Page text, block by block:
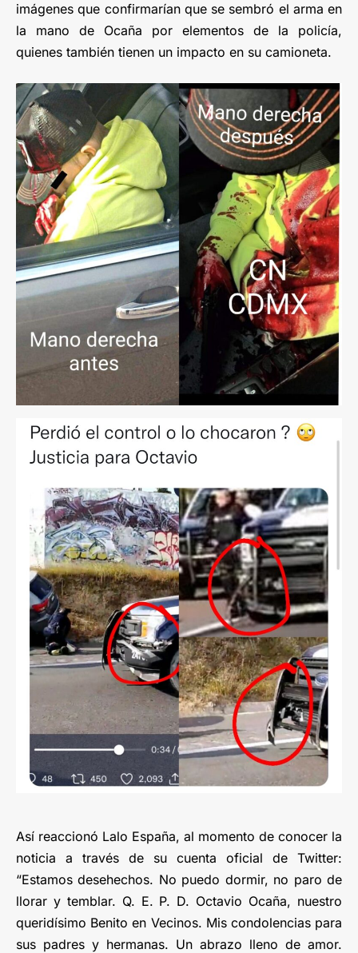
imágenes que confirmarían que se sembró el arma en
la mano de Ocaña por elementos de la policía,
quienes también tienen un impacto en su camioneta.
Así reaccionó Lalo España, al momento de conocer la
noticia a través de su cuenta oficial de Twitter:
“Estamos desehechos. No puedo dormir, no paro de
llorar y temblar. Q. E. P. D. Octavio Ocaña, nuestro
queridísimo Benito en Vecinos. Mis condolencias para
sus padres y hermanas. Un abrazo lleno de amor.